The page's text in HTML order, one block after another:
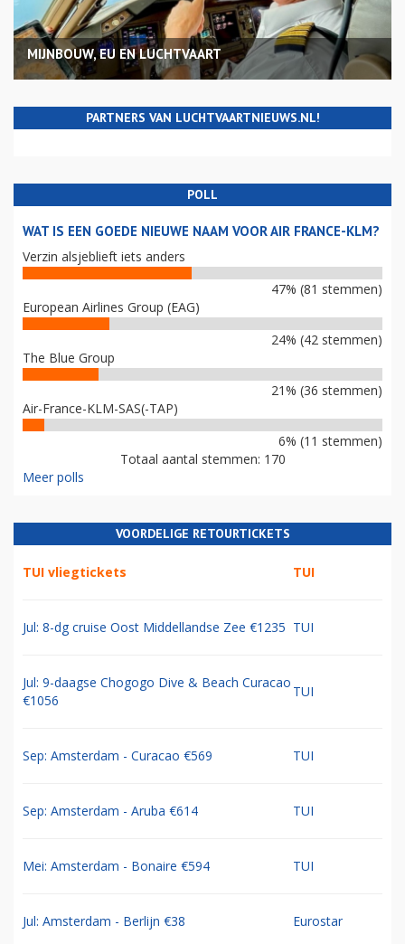
MIJNBOUW, EU EN LUCHTVAART
PARTNERS VAN LUCHTVAARTNIEUWS.NL!
POLL
WAT IS EEN GOEDE NIEUWE NAAM VOOR AIR FRANCE-KLM?
Verzin alsjeblieft iets anders
47% (81 stemmen)
European Airlines Group (EAG)
24% (42 stemmen)
The Blue Group
21% (36 stemmen)
Air-France-KLM-SAS(-TAP)
6% (11 stemmen)
Totaal aantal stemmen: 170
Meer polls
VOORDELIGE RETOURTICKETS
TUI vliegtickets TUI
Jul: 8-dg cruise Oost Middellandse Zee €1235 TUI
Jul: 9-daagse Chogogo Dive & Beach Curacao
€1056
TUI
Sep: Amsterdam - Curacao €569 TUI
Sep: Amsterdam - Aruba €614 TUI
Mei: Amsterdam - Bonaire €594 TUI
Jul: Amsterdam - Berlijn €38 Eurostar